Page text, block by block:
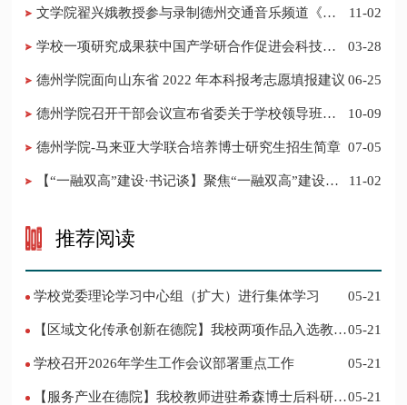
​文学院翟兴娥教授参与录制德州交通音乐频道《科
11-02
学校一项研究成果获中国产学研合作促进会科技创
03-28
德州学院面向山东省 2022 年本科报考志愿填报建议 06-25
​德州学院召开干部会议宣布省委关于学校领导班子
10-09
德州学院-马来亚大学联合培养博士研究生招生简章 07-05
11-02
推荐阅读
学校党委理论学习中心组（扩大）进行集体学习 05-21
05-21
学校召开2026年学生工作会议部署重点工作 05-21
05-21